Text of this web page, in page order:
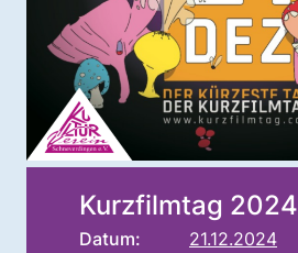
Kurzfilmtag 2024
Datum:
21.12.2024